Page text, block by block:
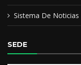
Sistema De Noticias
SEDE